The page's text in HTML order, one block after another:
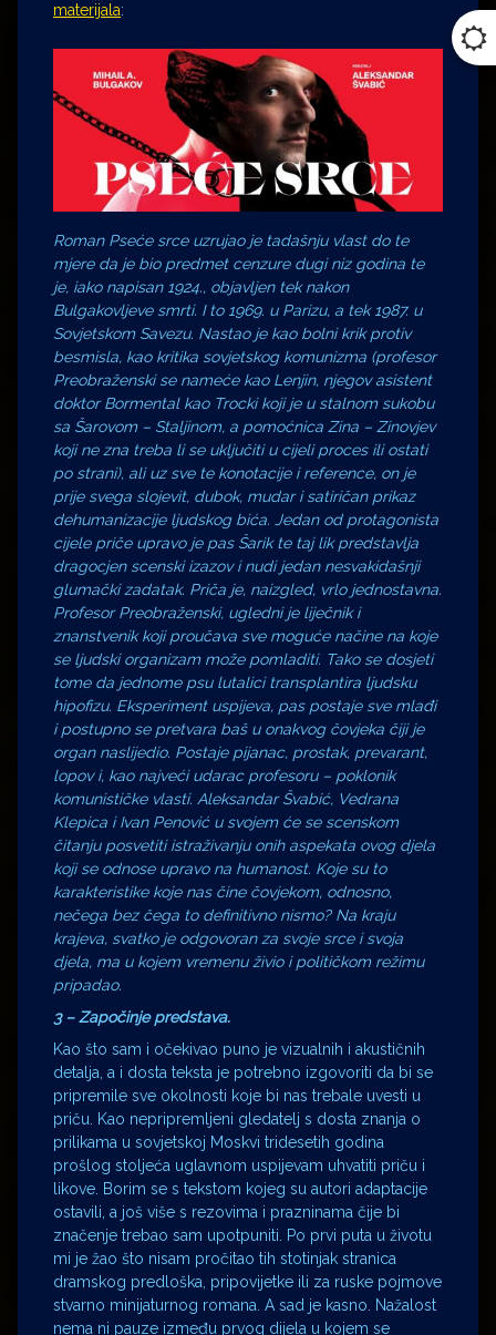
materijala:
Roman Pseće srce uzrujao je tadašnju vlast do te
mjere da je bio predmet cenzure dugi niz godina te
je, iako napisan 1924., objavljen tek nakon
Bulgakovljeve smrti. I to 1969. u Parizu, a tek 1987. u
Sovjetskom Savezu. Nastao je kao bolni krik protiv
besmisla, kao kritika sovjetskog komunizma (profesor
Preobraženski se nameće kao Lenjin, njegov asistent
doktor Bormental kao Trocki koji je u stalnom sukobu
sa Šarovom – Staljinom, a pomoćnica Zina – Zinovjev
koji ne zna treba li se uključiti u cijeli proces ili ostati
po strani), ali uz sve te konotacije i reference, on je
prije svega slojevit, dubok, mudar i satiričan prikaz
dehumanizacije ljudskog bića. Jedan od protagonista
cijele priče upravo je pas Šarik te taj lik predstavlja
dragocjen scenski izazov i nudi jedan nesvakidašnji
glumački zadatak. Priča je, naizgled, vrlo jednostavna.
Profesor Preobraženski, ugledni je liječnik i
znanstvenik koji proučava sve moguće načine na koje
se ljudski organizam može pomladiti. Tako se dosjeti
tome da jednome psu lutalici transplantira ljudsku
hipofizu. Eksperiment uspijeva, pas postaje sve mlađi
i postupno se pretvara baš u onakvog čovjeka čiji je
organ naslijedio. Postaje pijanac, prostak, prevarant,
lopov i, kao najveći udarac profesoru – poklonik
komunističke vlasti. Aleksandar Švabić, Vedrana
Klepica i Ivan Penović u svojem će se scenskom
čitanju posvetiti istraživanju onih aspekata ovog djela
koji se odnose upravo na humanost. Koje su to
karakteristike koje nas čine čovjekom, odnosno,
nečega bez čega to definitivno nismo? Na kraju
krajeva, svatko je odgovoran za svoje srce i svoja
djela, ma u kojem vremenu živio i političkom režimu
pripadao.
3 – Započinje predstava.
Kao što sam i očekivao puno je vizualnih i akustičnih
detalja, a i dosta teksta je potrebno izgovoriti da bi se
pripremile sve okolnosti koje bi nas trebale uvesti u
priču. Kao nepripremljeni gledatelj s dosta znanja o
prilikama u sovjetskoj Moskvi tridesetih godina
prošlog stoljeća uglavnom uspijevam uhvatiti priču i
likove. Borim se s tekstom kojeg su autori adaptacije
ostavili, a još više s rezovima i prazninama čije bi
značenje trebao sam upotpuniti. Po prvi puta u životu
mi je žao što nisam pročitao tih stotinjak stranica
dramskog predloška, pripovijetke ili za ruske pojmove
stvarno minijaturnog romana. A sad je kasno. Nažalost
nema ni pauze između prvog dijela u kojem se